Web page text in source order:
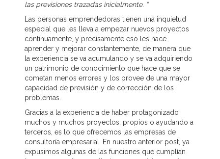
las previsiones trazadas inicialmente. “
Las personas emprendedoras tienen una inquietud
especial que les lleva a empezar nuevos proyectos
continuamente, y precisamente eso les hace
aprender y mejorar constantemente, de manera que
la experiencia se va acumulando y se va adquiriendo
un patrimonio de conocimiento que hace que se
cometan menos errores y los provee de una mayor
capacidad de previsión y de corrección de los
problemas.
Gracias a la experiencia de haber protagonizado
muchos y muchos proyectos, propios o ayudando a
terceros, es lo que ofrecemos las empresas de
consultoría empresarial. En nuestro anterior post, ya
expusimos algunas de las funciones que cumplían